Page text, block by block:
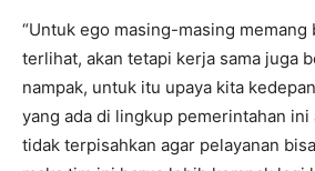
“Untuk ego masing-masing memang
terlihat, akan tetapi kerja sama juga
nampak, untuk itu upaya kita
yang ada di lingkup pemerintahan ini
tidak terpisahkan agar pelayanan